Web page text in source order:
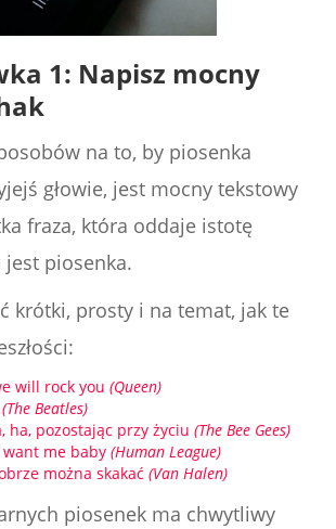
1: Napisz mocny
na to, by piosenka
głowie, jest mocny tekstowy
fraza, która oddaje istotę
jest piosenka.
krótki, prosty i na temat, jak te
will rock you (Queen)
(The Beatles)
ha, pozostając przy życiu (The Bee Gees)
me baby (Human League)
można skakać (Van Halen)
piosenek ma chwytliwy